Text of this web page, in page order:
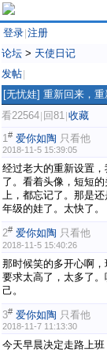
登录 注册
论坛 > 天使日记
发帖
[无忧娃] 重新回来，重
看22564 回81 收藏
1# 爱你如陶 只看他
2018-11-5 15:39:05
经过老大的重新设置
了。看着头像，短短
上，都忘记了。那是
年级的娃了。太快了。
2# 爱你如陶 只看他
2018-11-5 15:40:26
那时候笑的多开心啊
要求太高了，太多了
己。
3# 爱你如陶 只看他
2018-11-7 11:13:30
今天早晨决定走路上